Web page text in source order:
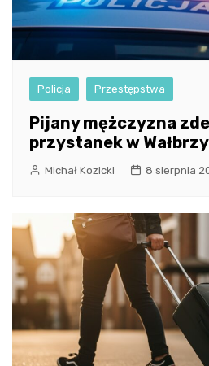
Policja Przestępstwa
Pijany mężczyzna
przystanek w
Michał Kozicki 8 sierpnia